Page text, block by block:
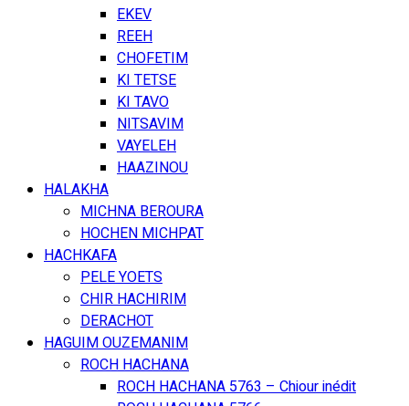
EKEV
REEH
CHOFETIM
KI TETSE
KI TAVO
NITSAVIM
VAYELEH
HAAZINOU
HALAKHA
MICHNA BEROURA
HOCHEN MICHPAT
HACHKAFA
PELE YOETS
CHIR HACHIRIM
DERACHOT
HAGUIM OUZEMANIM
ROCH HACHANA
ROCH HACHANA 5763 – Chiour inédit